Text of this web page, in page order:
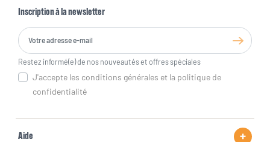
Inscription à la newsletter
Restez informé(e) de nos nouveautés et offres spéciales
J'accepte les conditions générales et la politique de
confidentialité
Aide